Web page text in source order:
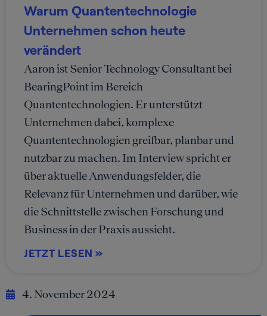
Warum Quantentechnologie
Unternehmen schon heute
verändert
Aaron ist Senior Technology Consultant bei
BearingPoint im Bereich
Quantentechnologien. Er unterstützt
Unternehmen dabei, komplexe
Quantentechnologien greifbar, planbar und
nutzbar zu machen. Im Interview spricht er
über aktuelle Anwendungsfelder, die
Relevanz für Unternehmen und darüber, wie
die Schnittstelle zwischen Forschung und
Business in der Praxis aussieht.
JETZT LESEN »
4. November 2024